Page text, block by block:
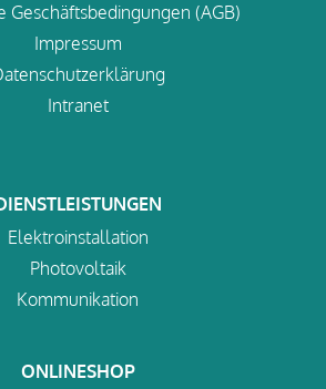
Geschäftsbedingungen (AGB)
Impressum
Intranet
Elektroinstallation
Photovoltaik
Kommunikation
ONLINESHOP